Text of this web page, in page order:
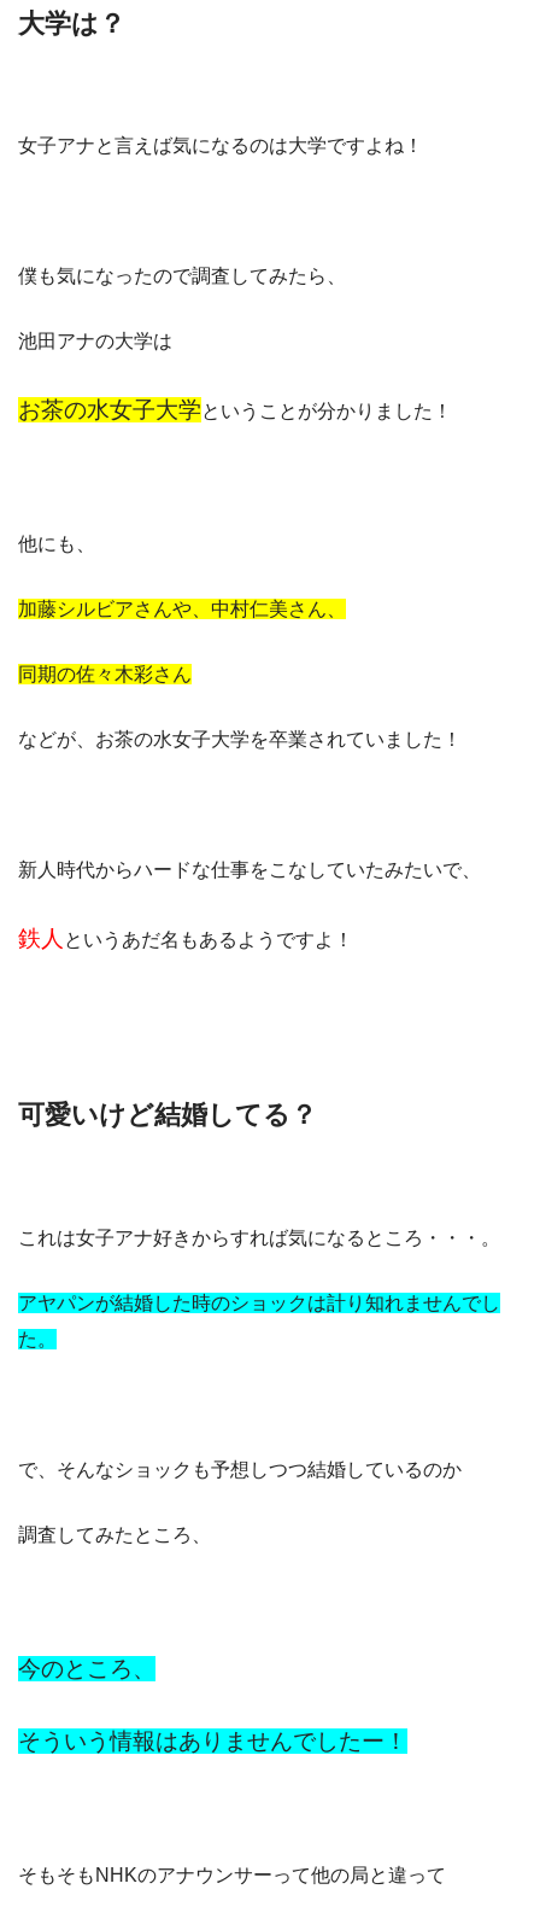
大学は？
女子アナと言えば気になるのは大学ですよね！
僕も気になったので調査してみたら、
池田アナの大学は
お茶の水女子大学ということが分かりました！
他にも、
加藤シルビアさんや、中村仁美さん、
同期の佐々木彩さん
などが、お茶の水女子大学を卒業されていました！
新人時代からハードな仕事をこなしていたみたいで、
鉄人 というあだ名もあるようですよ！
可愛いけど結婚してる？
これは女子アナ好きからすれば気になるところ・・・。
アヤパンが結婚した時のショックは計り知れませんでし
た。
で、そんなショックも予想しつつ結婚しているのか
調査してみたところ、
今のところ、
そういう情報はありませんでしたー！
そもそもNHKのアナウンサーって他の局と違って